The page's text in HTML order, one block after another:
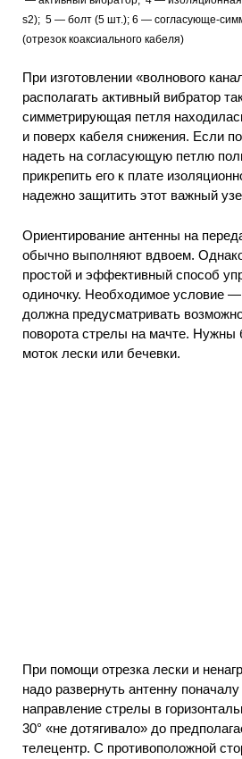
s2); 5 — болт (5 шт.); 6 — согласующе-
(отрезок коаксиального кабеля)
При изготовлении «волнового
располагать активный вибратор
симметрирующая петля
и поверх кабеля снижения. Если
надеть на согласующую петлю
прикрепить его к плате
надежно защитить этот важный
Ориентирование антенны на
обычно выполняют вдвоем.
простой и эффективный способ
одиночку. Необходимое условие —
должна предусматривать
поворота стрелы на мачте. Нужны
моток лески или бечевки.
При помощи отрезка лески и
надо развернуть антенну
направление стрелы в
30° «не дотягивало» до
телецентр. С противоположной